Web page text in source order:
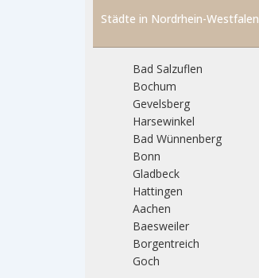
Städte in Nordrhein-Westfalen
Bad Salzuflen
Bochum
Gevelsberg
Harsewinkel
Bad Wünnenberg
Bonn
Gladbeck
Hattingen
Aachen
Baesweiler
Borgentreich
Goch